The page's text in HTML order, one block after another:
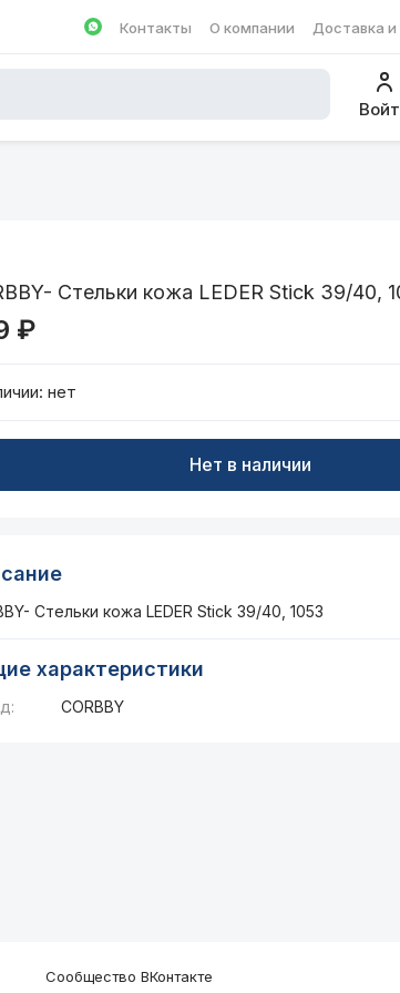
Написать в WhatsApp
Контакты О компании Доставка
Стельки кожа LEDER Stick 39/40,
₽
нет
Нет в наличии
Стельки кожа LEDER Stick 39/40, 1053
характеристики
CORBBY
Сообщество ВКонтакте